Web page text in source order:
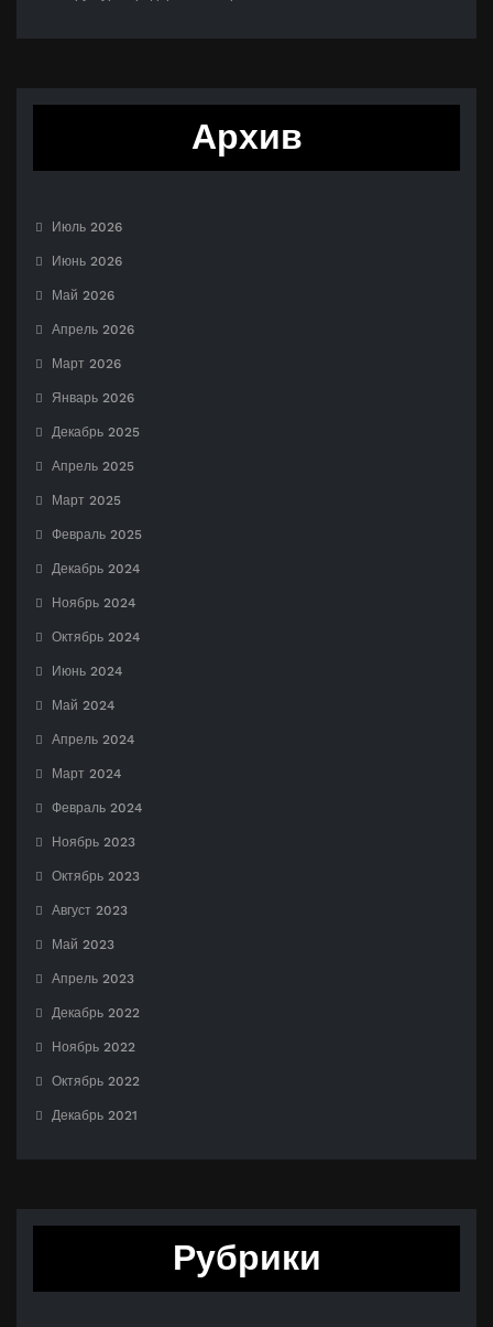
Архив
Июль 2026
Июнь 2026
Май 2026
Апрель 2026
Март 2026
Январь 2026
Декабрь 2025
Апрель 2025
Март 2025
Февраль 2025
Декабрь 2024
Ноябрь 2024
Октябрь 2024
Июнь 2024
Май 2024
Апрель 2024
Март 2024
Февраль 2024
Ноябрь 2023
Октябрь 2023
Август 2023
Май 2023
Апрель 2023
Декабрь 2022
Ноябрь 2022
Октябрь 2022
Декабрь 2021
Рубрики